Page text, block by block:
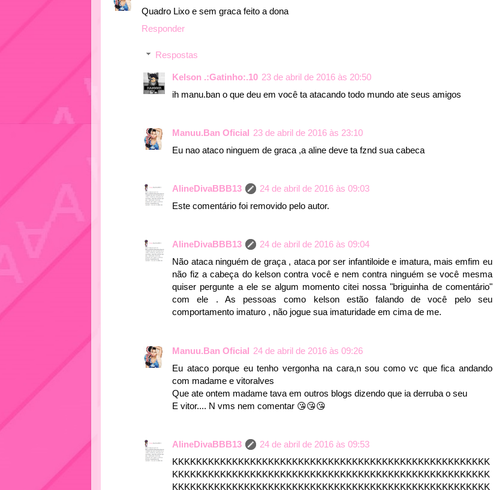
Quadro Lixo e sem graca feito a dona
Responder
Respostas
Kelson .:Gatinho:.10 23 de abril de 2016 às 20:50
ih manu.ban o que deu em você ta atacando todo mundo ate seus amigos
Manuu.Ban Oficial 23 de abril de 2016 às 23:10
Eu nao ataco ninguem de graca ,a aline deve ta fznd sua cabeca
AlineDivaBBB13
24 de abril de 2016 às 09:03
Este comentário foi removido pelo autor.
AlineDivaBBB13
24 de abril de 2016 às 09:04
Não ataca ninguém de graça , ataca por ser infantiloide e imatura, mais emfim eu
não fiz a cabeça do kelson contra você e nem contra ninguém se você mesma
quiser pergunte a ele se algum momento citei nossa "briguinha de comentário"
com ele . As pessoas como kelson estão falando de você pelo seu
comportamento imaturo , não jogue sua imaturidade em cima de me.
Manuu.Ban Oficial 24 de abril de 2016 às 09:26
Eu ataco porque eu tenho vergonha na cara,n sou como vc que fica andando
com madame e vitoralves
Que ate ontem madame tava em outros blogs dizendo que ia derruba o seu
E vitor.... N vms nem comentar 😘😘😘
AlineDivaBBB13
24 de abril de 2016 às 09:53
KKKKKKKKKKKKKKKKKKKKKKKKKKKKKKKKKKKKKKKKKKKKKKKKKKKKK
KKKKKKKKKKKKKKKKKKKKKKKKKKKKKKKKKKKKKKKKKKKKKKKKKKKKK
KKKKKKKKKKKKKKKKKKKKKKKKKKKKKKKKKKKKKKKKKKKKKKKKKKKKK